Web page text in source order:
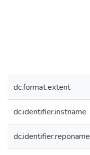
dc.format.extent
dc.identifier.instname
dc.identifier.reponame